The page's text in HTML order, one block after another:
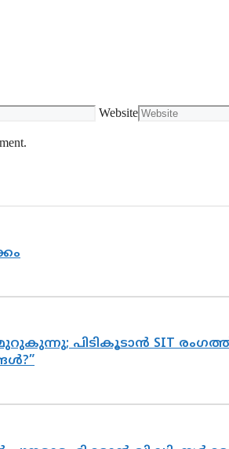
Website
പിടികൂടാൻ SIT